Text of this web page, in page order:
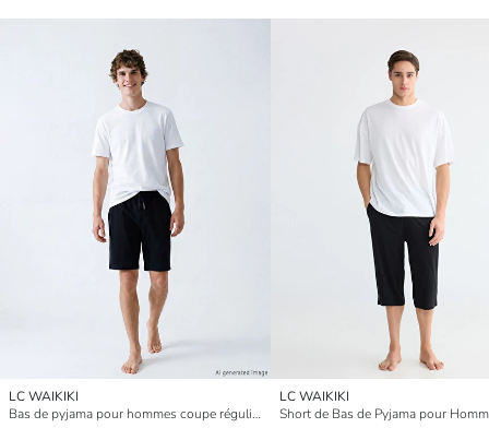
LC WAIKIKI
Bas de pyjama pour hommes coupe régulière
LC WAIKIKI